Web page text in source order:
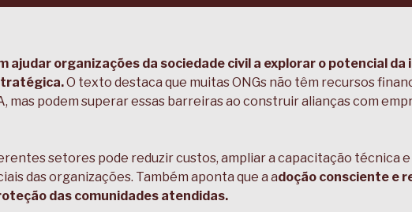
ajudar organizações da sociedade civil a explorar o potencial da
O texto destaca que muitas ONGs não têm recursos
podem superar essas barreiras ao construir alianças com
setores pode reduzir custos, ampliar a capacitação técnica
das organizações. Também aponta que a adoção consciente e
das comunidades atendidas.